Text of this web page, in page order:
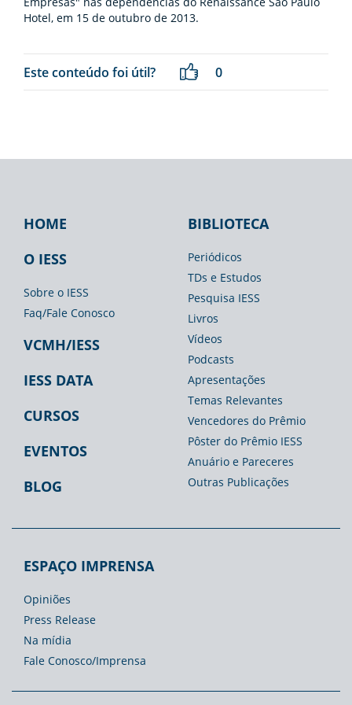
Hotel, em 15 de outubro de 2013.
Este conteúdo foi útil? 0
Footer
IESS
HOME
O IESS
Sobre o IESS
Faq/Fale Conosco
VCMH/IESS
IESS DATA
CURSOS
EVENTOS
BLOG
Footer
Biblioteca
BIBLIOTECA
Periódicos
TDs e Estudos
Pesquisa IESS
Livros
Vídeos
Podcasts
Apresentações
Temas Relevantes
Vencedores do Prêmio
Pôster do Prêmio IESS
Anuário e Pareceres
Outras Publicações
Footer
Espaço
Imprensa
ESPAÇO IMPRENSA
Opiniões
Press Release
Na mídia
Fale Conosco/Imprensa